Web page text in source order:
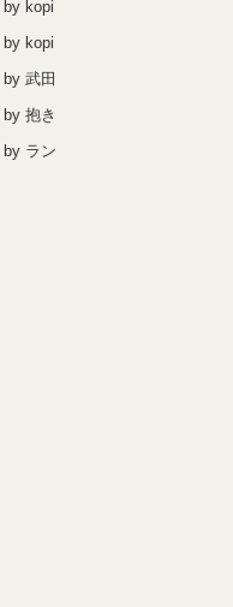
by kopi
by kopi
by 武田
by 抱き
by ラン